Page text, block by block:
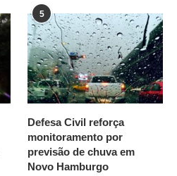
5
Defesa Civil reforça
monitoramento por
previsão de chuva em
Novo Hamburgo